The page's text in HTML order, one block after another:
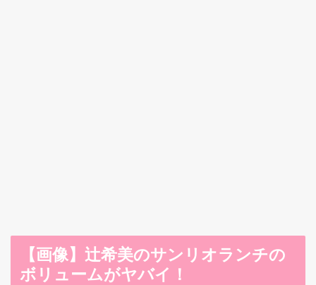
【画像】辻希美のサンリオランチの
ボリュームがヤバイ！